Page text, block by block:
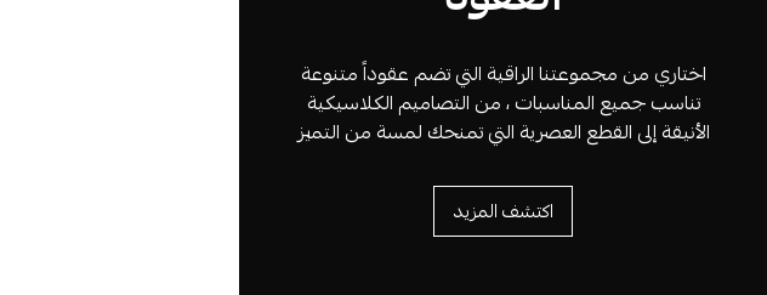
اختاري من مجموعتنا الراقية التي تضم عقوداً متنوعة
تناسب جميع المناسبات ، من التصاميم الكلاسيكية
الأنيقة إلى القطع العصرية التي تمنحك لمسة من التميز
اكتشف المزيد